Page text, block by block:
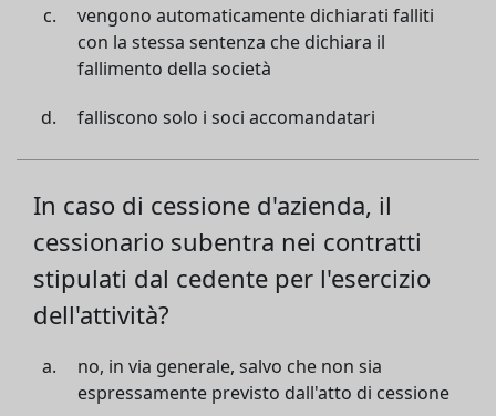
vengono automaticamente dichiarati falliti
con la stessa sentenza che dichiara il
fallimento della società
falliscono solo i soci accomandatari
In caso di cessione d'azienda, il
cessionario subentra nei contratti
stipulati dal cedente per l'esercizio
dell'attività?
no, in via generale, salvo che non sia
espressamente previsto dall'atto di cessione